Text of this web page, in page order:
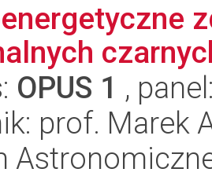
OPUS 1 ,
prof. Marek